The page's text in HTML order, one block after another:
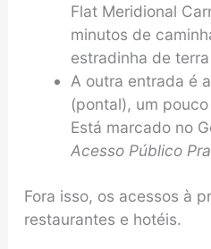
Flat Meridional
minutos de
estradinha de
A outra entrada é
(pontal), um
Está marcado no
Acesso Público
Fora isso, os acessos à
restaurantes e hotéis.